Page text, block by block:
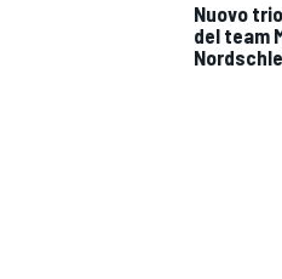
Nuovo
del team